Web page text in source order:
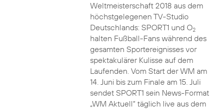
Weltmeisterschaft 2018 aus dem
höchstgelegenen TV-Studio
Deutschlands: SPORT1 und O2
halten Fußball-Fans während des
gesamten Sportereignisses vor
spektakulärer Kulisse auf dem
Laufenden. Vom Start der WM am
14. Juni bis zum Finale am 15. Juli
sendet SPORT1 sein News-Format
„WM Aktuell“ täglich live aus dem